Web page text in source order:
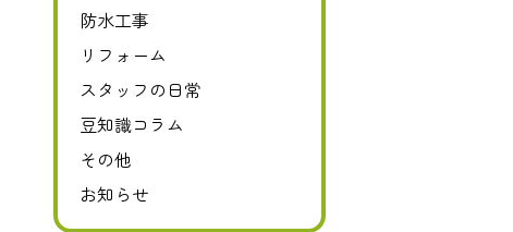
防水工事
リフォーム
スタッフの日常
豆知識コラム
その他
お知らせ